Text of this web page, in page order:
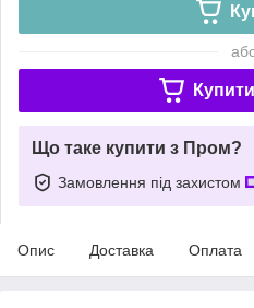
Що таке купити з Пром?
Замовлення під захистом
Опис Доставка Оплата